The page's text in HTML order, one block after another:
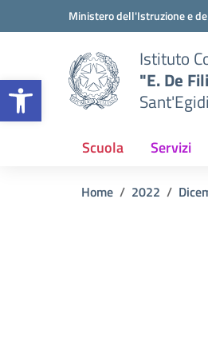
Apri la barra degli
Vai ai contenuti
Vai al menu di navigazione
Ministero dell'Istruzione e
Istituto
"E. De
Scuola Servizi
Home 2022